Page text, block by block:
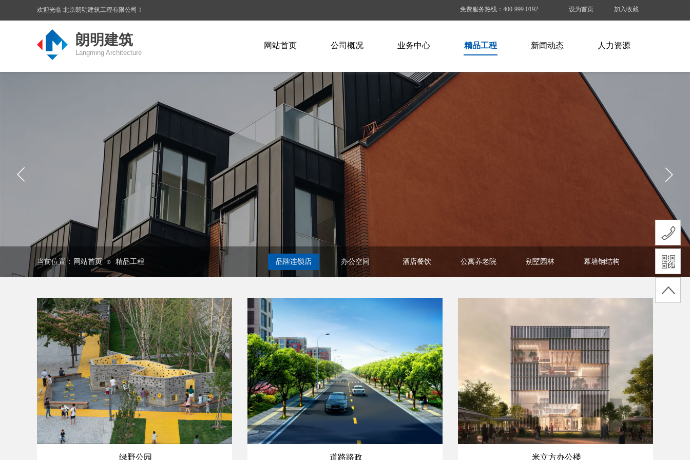
免费服务热线： 400-999-0192 设为首页 加入收藏
欢迎光临 北京朗明建筑工程有限公司！
网站首页 公司概况 业务中心 精品工程 新闻动态 人力资源
朗明建筑
Langming Architecture
网站首页 ⊙ 精品工程
当前位置： 品牌连锁店 办公空间 酒店餐饮 公寓养老院 别墅园林 幕墙钢结构
绿野公园 道路路政 米立方办公楼